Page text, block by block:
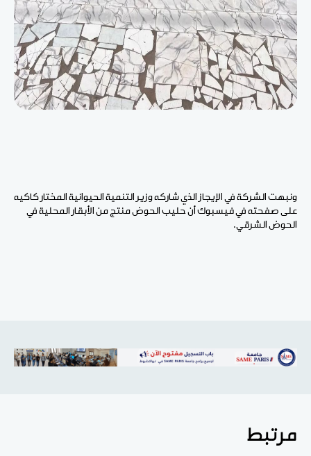
ونبهت الشركة في الإيجاز الذي شاركه وزير التنمية الحيوانية المختار كاكيه
على صفحته في فيسبوك أن حليب الحوض منتج من الأبقار المحلية في
الحوض الشرقي.
مرتبط